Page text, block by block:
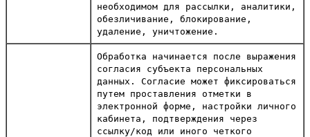
необходимом для рассылки, аналитики,
обезличивание, блокирование,
удаление, уничтожение.
Обработка начинается после выражения
согласия субъекта персональных
данных. Согласие может фиксироваться
путем проставления отметки в
электронной форме, настройки личного
кабинета, подтверждения через
ссылку/код или иного четкого